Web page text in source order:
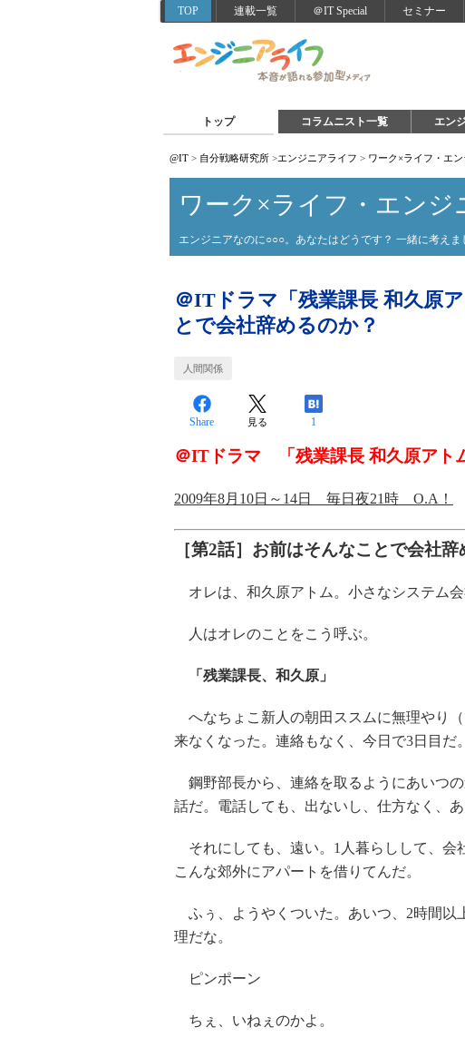
TOP 連載一覧 ＠IT Special セミナー
トップ コラムニスト一覧 エン
@IT > 自分戦略研究所 >エンジニアライフ > ワーク×ライフ・エ
ワーク×ライフ・エンジ
エンジニアなのに○○○。あなたはどうです？ 一緒に考えま
＠ITドラマ「残業課長 和久原
とで会社辞めるのか？
人間関係
Share 見る 1
＠ITドラマ 「残業課長 和久原アト
2009年8月10日～14日 毎日夜21時 O.A！
［第2話］お前はそんなことで会社辞
オレは、和久原アトム。小さなシステム会
人はオレのことをこう呼ぶ。
「残業課長、和久原」
へなちょこ新人の朝田ススムに無理やり
来なくなった。連絡もなく、今日で3日目だ。
鋼野部長から、連絡を取るようにあいつ
話だ。電話しても、出ないし、仕方なく、
それにしても、遠い。1人暮らしして、会
こんな郊外にアパートを借りてんだ。
ふぅ、ようやくついた。あいつ、2時間以
理だな。
ピンポーン
ちぇ、いねぇのかよ。